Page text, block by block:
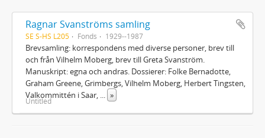
Ragnar Svanströms samling
SE S-HS L205 Fonds 1929--1987
Brevsamling: korrespondens med diverse personer, brev till
och från Vilhelm Moberg, brev till Greta Svanström.
Manuskript: egna och andras. Dossierer: Folke Bernadotte,
Graham Greene, Grimbergs, Vilhelm Moberg, Herbert Tingsten,
Valkommittén i Saar,
»
Untitled